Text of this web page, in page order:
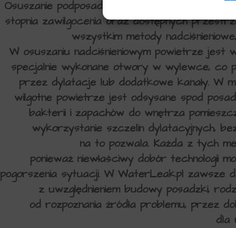
Osuszanie podposadzkowe można
stopnia zawilgocenia oraz dostępnych
wszystkim metody
W osuszaniu nadciśnieniowym powietrze jest
specjalnie wykonane otwory w wylewce, co
przez dylatacje lub dodatkowe kanały. W
wilgotne powietrze jest odsysane spod
bakterii i zapachów do wnętrza
wykorzystanie szczelin dylatacyjnych,
na to pozwala. Każda z tych
ponieważ niewłaściwy dobór technologii
pogorszenia sytuacji. W WaterLeak.pl zawsze
z uwzględnieniem budowy posadzki,
od rozpoznania źródła problemu, przez
dla